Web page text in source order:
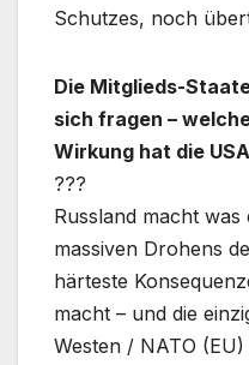
Schutzes, noch
Die Mitglieds-
sich fragen –
Wirkung hat die
???
Russland macht
massiven Drohens
härteste
macht – und die
Westen / NATO